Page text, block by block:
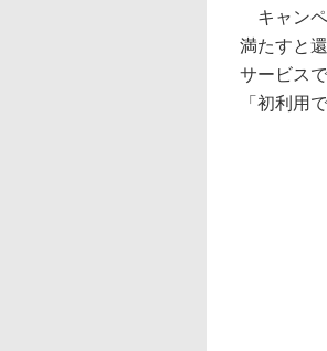
キャンペ
満たすと
サービス
「初利用